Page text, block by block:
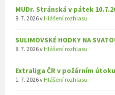
MUDr. Stránská v pátek
8. 7. 2026v Hlášení rozhlasu
SULIMOVSKÉ HODKY NA
8. 7. 2026v Hlášení rozhlasu
Extraliga ČR v požárním
1. 7. 2026v Hlášení rozhlasu